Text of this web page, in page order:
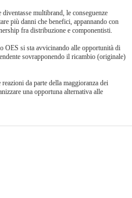
multibrand, le conseguenze
più danni che benefici, appannando con
fra distribuzione e componentisti.
OES si sta avvicinando alle opportunità di
sovrapponendo il ricambio (originale)
da parte della maggioranza dei
una opportuna alternativa alle